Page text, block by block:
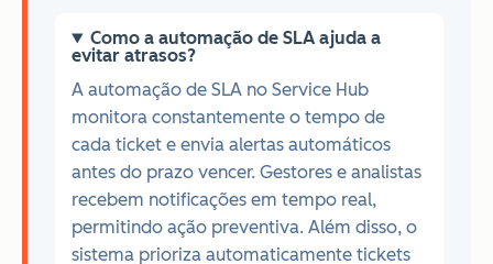
Como a automação de SLA ajuda a
evitar atrasos?
A automação de SLA no Service Hub
monitora constantemente o tempo de
cada ticket e envia alertas automáticos
antes do prazo vencer. Gestores e analistas
recebem notificações em tempo real,
permitindo ação preventiva. Além disso, o
sistema prioriza automaticamente tickets